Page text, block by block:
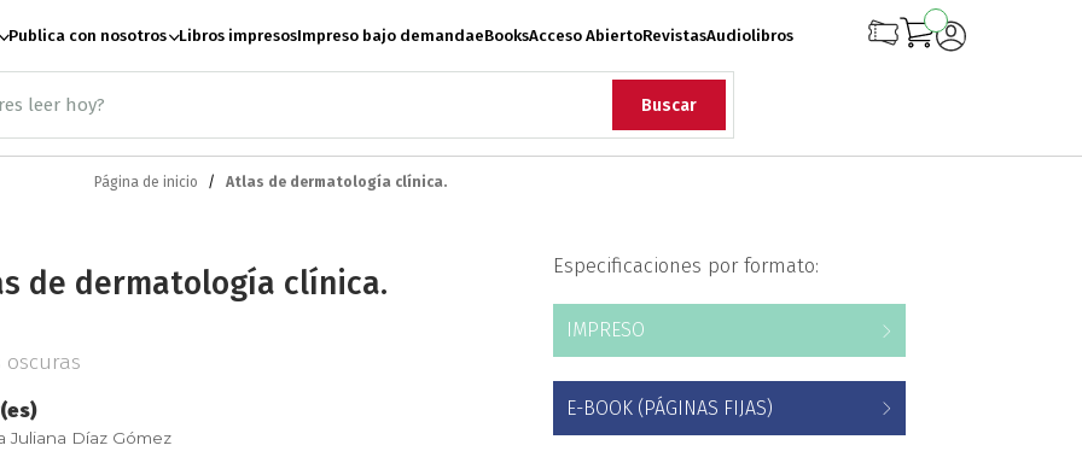
Publica con nosotros Libros impresosImpreso bajo demandaeBooksAcceso AbiertoRevistasAudiolibros
Buscar
Artes escénicas Biología
Ciencias
Conflicto Armado
Página de inicio Atlas de dermatología clínica.
de dermatología clínica.
oscuras
Juliana Díaz Gómez
Especificaciones por formato:
IMPRESO
E-BOOK (PÁGINAS FIJAS)